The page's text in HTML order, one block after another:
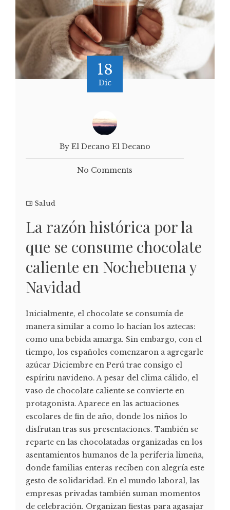
18
Dic
By El Decano El Decano
No Comments
Salud
La razón histórica por la
que se consume chocolate
caliente en Nochebuena y
Navidad
Inicialmente, el chocolate se consumía de
manera similar a como lo hacían los aztecas:
como una bebida amarga. Sin embargo, con el
tiempo, los españoles comenzaron a agregarle
azúcar Diciembre en Perú trae consigo el
espíritu navideño. A pesar del clima cálido, el
vaso de chocolate caliente se convierte en
protagonista. Aparece en las actuaciones
escolares de fin de año, donde los niños lo
disfrutan tras sus presentaciones. También se
reparte en las chocolatadas organizadas en los
asentamientos humanos de la periferia limeña,
donde familias enteras reciben con alegría este
gesto de solidaridad. En el mundo laboral, las
empresas privadas también suman momentos
de celebración. Organizan fiestas para agasajar